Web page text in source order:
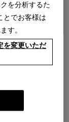
3件あります
を分析するた
とでお客様は
す。
を変更いただ